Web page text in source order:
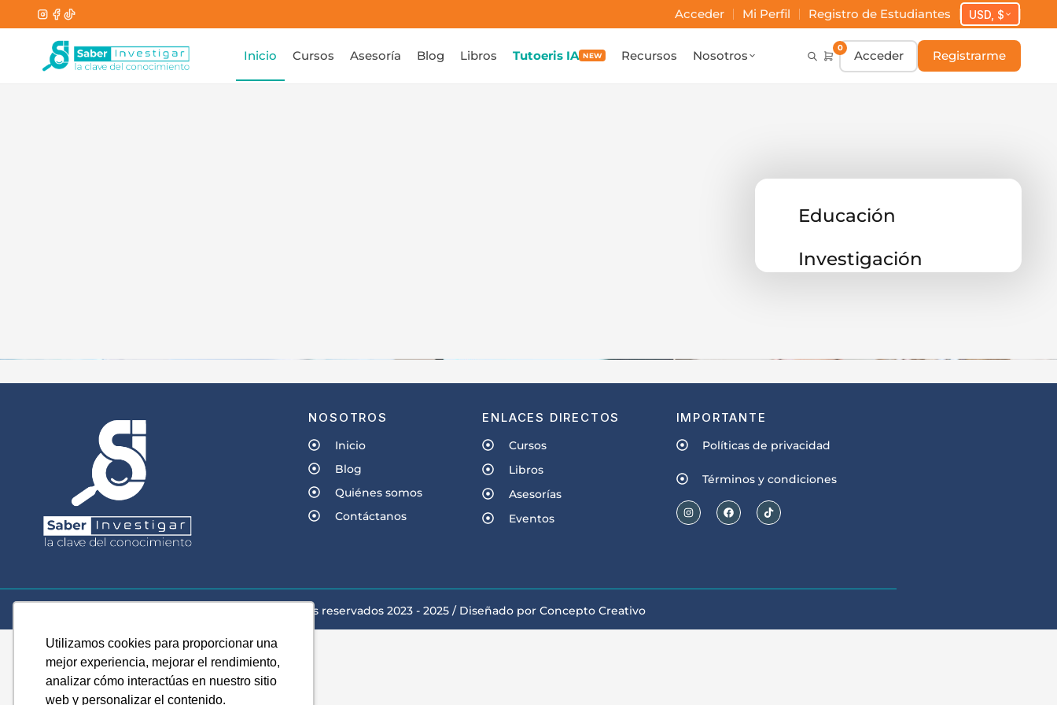
Utilizamos cookies para proporcionar una
mejor experiencia, mejorar el rendimiento,
analizar cómo interactúas en nuestro sitio
web y personalizar el contenido.
Acceder Mi Perfil Registro de Estudiantes USD, $
Inicio Cursos Asesoría Blog Libros Tutoeris IA NEW Recursos Nosotros
0
Acceder Registrarme
Educación
Investigación
NOSOTROS
Inicio
Blog
Quiénes somos
Contáctanos
ENLACES DIRECTOS
Cursos
Libros
Asesorías
Eventos
IMPORTANTE
Políticas de privacidad
Términos y condiciones
© Derechos reservados 2023 - 2025 / Diseñado por Concepto Creativo